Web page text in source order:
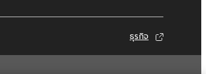
ธุรกิจ